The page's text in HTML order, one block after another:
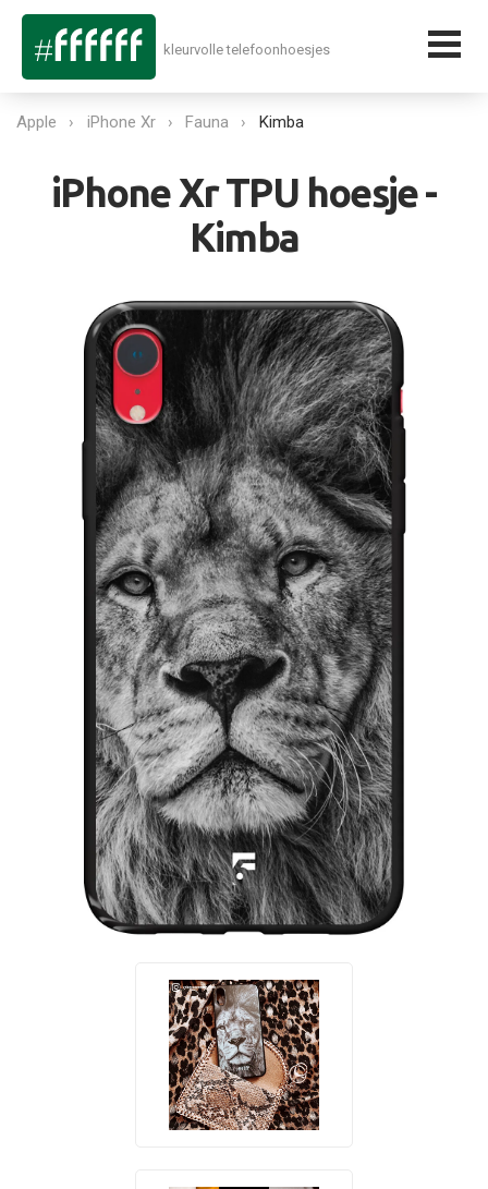
kleurvolle telefoonhoesjes
Apple iPhone Xr Fauna Kimba
iPhone Xr TPU hoesje -
Kimba